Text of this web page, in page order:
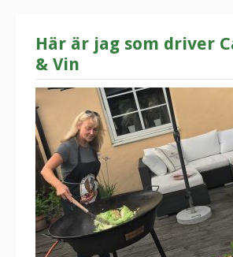
Här är jag som driver
& Vin